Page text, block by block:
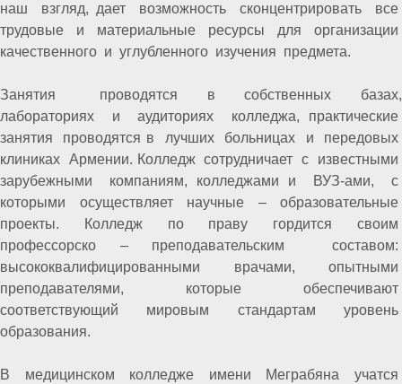
наш взгляд, дает возможность сконцентрировать все
трудовые и материальные ресурсы для организации
качественного и углубленного изучения предмета.
Занятия проводятся в собственных базах,
лабораториях и аудиториях колледжа, практические
занятия проводятся в лучших больницах и передовых
клиниках Армении. Колледж сотрудничает с известными
зарубежными компаниям, колледжами и ВУЗ-ами, с
которыми осуществляет научные – образовательные
проекты. Колледж по праву гордится своим
профессорско – преподавательским составом:
высококвалифицированными врачами, опытными
преподавателями, которые обеспечивают
соответствующий мировым стандартам уровень
образования.
В медицинском колледже имени Меграбяна учатся